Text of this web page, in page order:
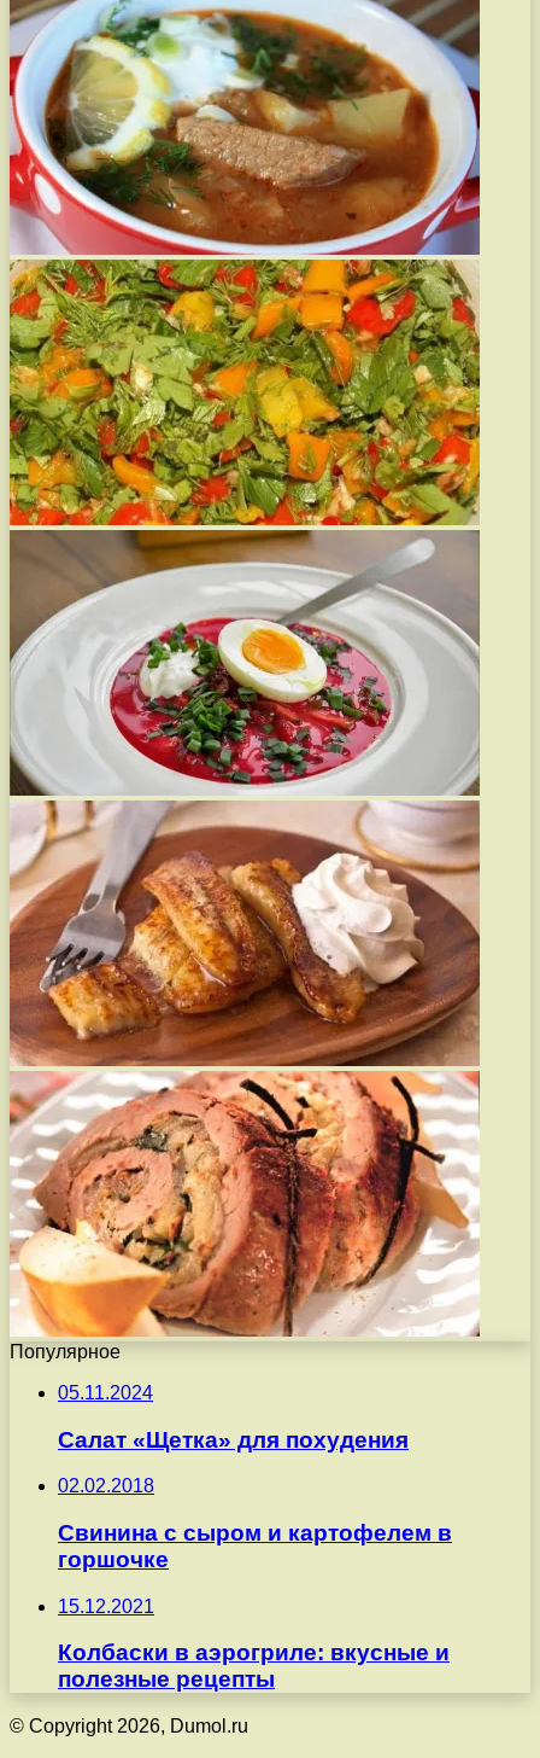
Популярное
05.11.2024
Салат «Щетка» для похудения
02.02.2018
Свинина с сыром и картофелем в
горшочке
15.12.2021
Колбаски в аэрогриле: вкусные и
полезные рецепты
© Copyright 2026, Dumol.ru